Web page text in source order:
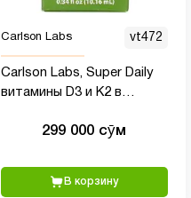
Carlson Labs vt472
Carlson Labs, Super Daily
витамины D3 и K2 в
(2000 МЕ) и 22,5 мкг,
360 вегетарианских
капель, 10,16 мл
299 000 сӯм
В корзину